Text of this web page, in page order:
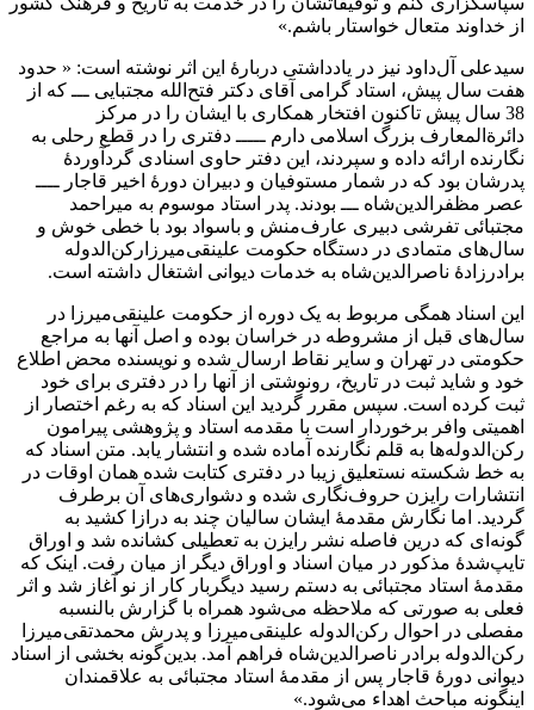
از خداوند متعال خواستار باشم.»
سیدعلی آل‌داود نیز در یادداشتی دربارۀ این اثر نوشته است: « حدود
هفت سال پیش، استاد گرامی آقای دکتر فتح‌الله مجتبایی ـــ که از
38 سال پیش تاکنون افتخار همکاری با ایشان را در مرکز
دائرة‌المعارف بزرگ اسلامی دارم ـــــ دفتری را در قطع رحلی به
نگارنده ارائه داده و سپردند، این دفتر حاوی اسنادی گردآوردۀ
پدرشان بود که در شمار مستوفیان و دبیران دورۀ اخیر قاجار ــــ
عصر مظفرالدین‌شاه ـــ بودند. پدر استاد موسوم به میراحمد
مجتبائی تفرشی دبیری عارف‌منش و باسواد بود با خطی خوش و
سال‌های متمادی در دستگاه حکومت علینقی‌میرزا‌رکن‌الدوله
برادرزادۀ ناصرالدین‌شاه به خدمات دیوانی اشتغال داشته است.
این اسناد همگی مربوط به یک دوره از حکومت علینقی‌میرزا در
سال‌های قبل از مشروطه در خراسان بوده و اصل آنها به مراجع
حکومتی در تهران و سایر نقاط ارسال شده و نویسنده محض اطلاع
خود و شاید ثبت در تاریخ، رونوشتی از آنها را در دفتری برای خود
ثبت کرده است. سپس مقرر گردید این اسناد که به رغم اختصار از
اهمیتی وافر برخوردار است با مقدمه استاد و پژوهشی پیرامون
رکن‌الدوله‌ها به قلم نگارنده آماده شده و انتشار یابد. متن اسناد که
به خط شکسته نستعلیق زیبا در دفتری کتابت شده همان اوقات در
انتشارات رایزن حروف‌نگاری شده و دشواری‌های آن برطرف
گردید. اما نگارش مقدمۀ ایشان سالیان چند به درازا کشید به
گونه‌ای که درین فاصله نشر رایزن به تعطیلی کشانده شد و اوراق
تایپ‌شدۀ مذکور در میان اسناد و اوراق دیگر از میان رفت. اینک که
مقدمۀ استاد مجتبائی به دستم رسید دیگربار کار از نو آغاز شد و اثر
فعلی به صورتی که ملاحظه می‌شود همراه با گزارش بالنسبه
مفصلی در احوال رکن‌الدوله علینقی‌میرزا و پدرش محمدتقی‌میرزا
رکن‌الدوله برادر ناصرالدین‌شاه فراهم آمد. بدین‌گونه بخشی از اسناد
دیوانی دورۀ قاجار پس از مقدمۀ استاد مجتبائی به علاقمندان
اینگونه مباحث اهداء می‌شود.»